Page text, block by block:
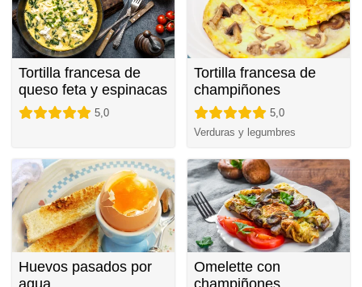
Tortilla francesa de
queso feta y espinacas
5,0
Tortilla francesa de
champiñones
5,0
Verduras y legumbres
Huevos pasados por
agua
Omelette con
champiñones